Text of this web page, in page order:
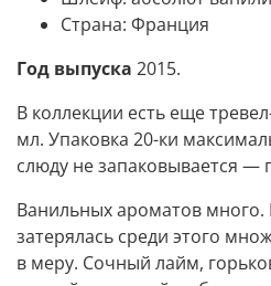
Страна: Франция
Год выпуска 2015.
В коллекции есть еще
мл. Упаковка 20-ки
слюду не запаковывается —
Ванильных ароматов много.
затерялась среди этого
в меру. Сочный лайм,